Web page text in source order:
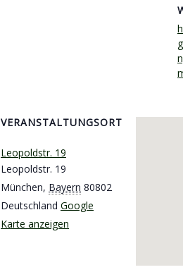
VERANSTALTUNGSORT
Leopoldstr. 19
Leopoldstr. 19
München, Bayern 80802
Deutschland Google
Karte anzeigen